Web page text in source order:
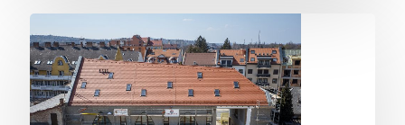
megjelenésű
piactér
készül
Zalaegerszegen